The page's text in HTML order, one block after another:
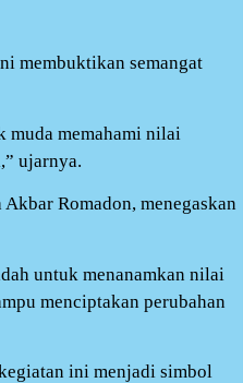
membuktikan semangat
muda memahami nilai
ujarnya.
Romadon, menegaskan
untuk menanamkan nilai
menciptakan perubahan
ini menjadi simbol